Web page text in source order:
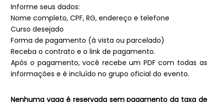
Informe seus dados:
Nome completo, CPF, RG, endereço e telefone
Curso desejado
Forma de pagamento (à vista ou parcelado)
Receba o contrato e o link de pagamento.
Após o pagamento, você recebe um PDF com todas as
informações e é incluído no grupo oficial do evento.
Nenhuma vaga é reservada sem pagamento da taxa de